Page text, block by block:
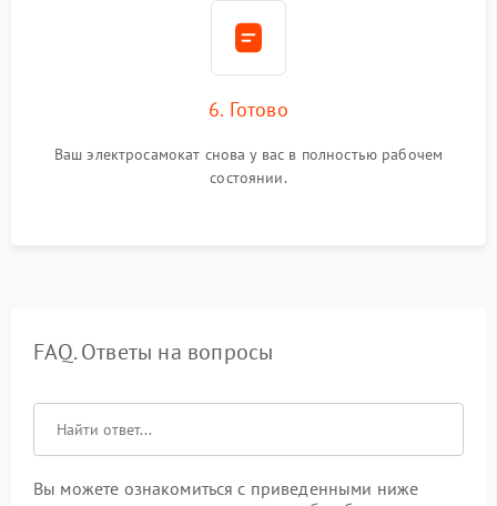
6. Готово
Ваш электросамокат снова у вас в полностью рабочем
состоянии.
FAQ. Ответы на вопросы
Вы можете ознакомиться с приведенными ниже